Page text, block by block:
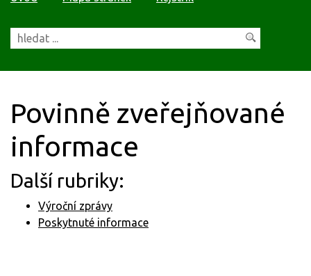
Povinně zveřejňované
informace
Další rubriky:
Výroční zprávy
Poskytnuté informace